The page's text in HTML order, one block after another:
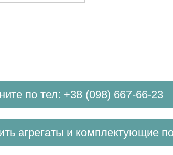
по тел: +38 (098) 667-66-23
агрегаты и комплектующие